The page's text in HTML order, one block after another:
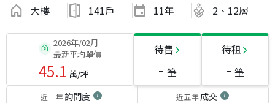
大樓 141戶 11年 2、12層
2026年/02月
最新平均單價
45.1 萬/坪
待售
- 筆
待租
- 筆
近一年詢問度 近五年成交